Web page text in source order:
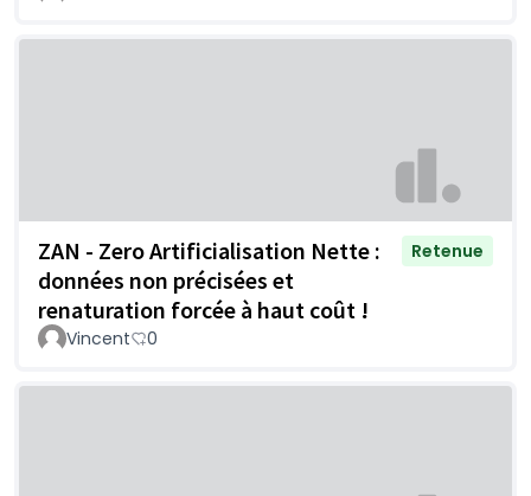
ZAN - Zero Artificialisation Nette :
données non précisées et
renaturation forcée à haut coût !
Retenue
Vincent 0